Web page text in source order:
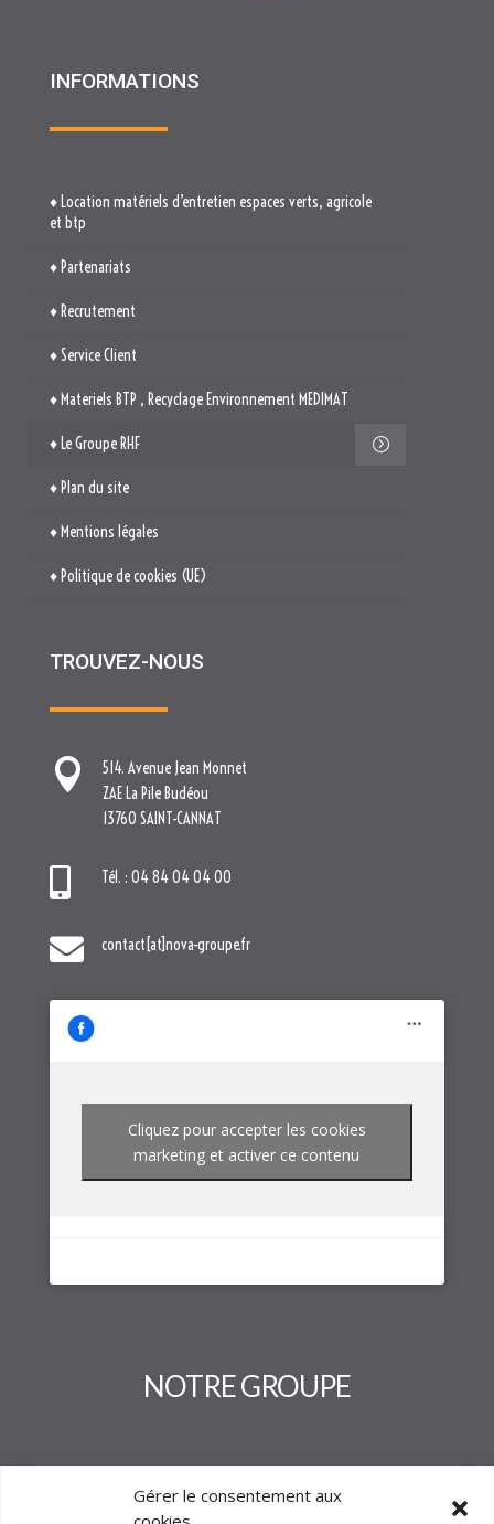
Gérer le consentement aux
INFORMATIONS
♦ Location matériels d’entretien espaces verts, agricole
et btp
♦ Partenariats
♦ Recrutement
♦ Service Client
♦ Materiels BTP , Recyclage Environnement MEDIMAT
♦ Le Groupe RHF
♦ Plan du site
♦ Mentions légales
♦ Politique de cookies (UE)
TROUVEZ-NOUS

514. Avenue Jean Monnet
ZAE La Pile Budéou
13760 SAINT-CANNAT
 Tél. : 04 84 04 04 00
 contact[at]nova-groupe.fr
Cliquez pour accepter les cookies
marketing et activer ce contenu
NOTRE GROUPE